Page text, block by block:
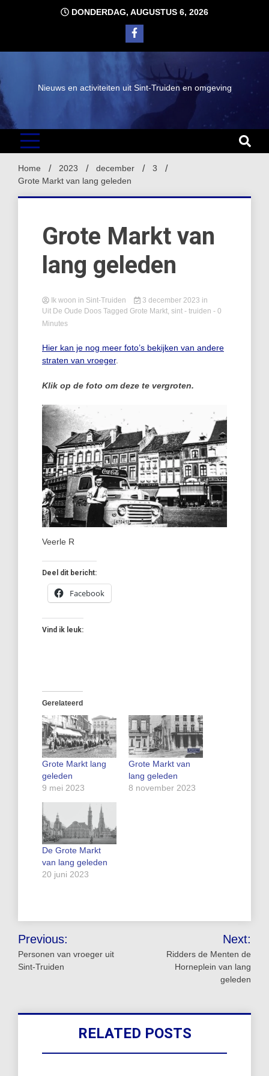
DONDERDAG, AUGUSTUS 6, 2026
Nieuws en activiteiten uit Sint-Truiden en omgeving
Home 2023 december
3
Grote Markt van lang geleden
Grote Markt van
lang geleden
Ik woon in Sint-Truiden 3 december 2023 in
Uit De Oude Doos Tagged Grote Markt, sint - truiden - 0
Minutes
Hier kan je nog meer foto’s bekijken van andere
straten van vroeger.
Klik op de foto om deze te vergroten.
Veerle R
Deel dit bericht:
Facebook
Vind ik leuk:
Gerelateerd
Grote Markt lang
geleden
9 mei 2023
Grote Markt van
lang geleden
8 november 2023
De Grote Markt
van lang geleden
20 juni 2023
Bericht
navigatie
Previous:
Personen van vroeger uit
Sint-Truiden
Next:
Ridders de Menten de
Horneplein van lang
geleden
RELATED POSTS